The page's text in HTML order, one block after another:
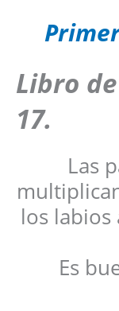
Libro
17.
Las
los labios
Es